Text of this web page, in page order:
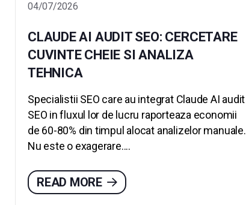
04/07/2026
CLAUDE AI AUDIT SEO: CERCETARE
CUVINTE CHEIE SI ANALIZA
TEHNICA
Specialistii SEO care au integrat Claude AI audit
SEO in fluxul lor de lucru raporteaza economii
de 60-80% din timpul alocat analizelor manuale.
Nu este o exagerare....
READ MORE